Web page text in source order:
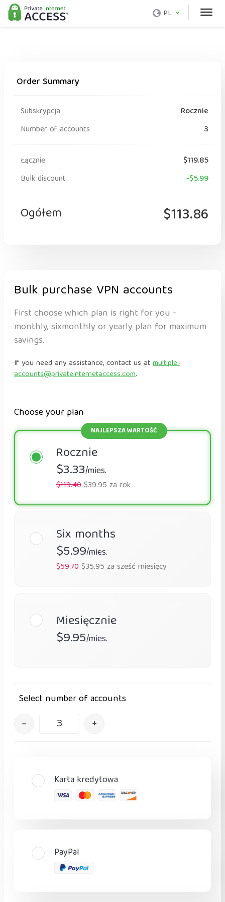
PL
Order Summary
Subskrypcja
Rocznie
Number of accounts
3
Łącznie
$119.85
Bulk discount
-$5.99
Ogółem $113.86
Bulk purchase VPN accounts
First choose which plan is right for you -
monthly, sixmonthly or yearly plan for maximum
savings.
If you need any assistance, contact us atmultiple-
accounts@privateinternetaccess.com.
Choose your plan
Rocznie
$3.33/mies.
$119.40$39.95 za rok
Six months
$5.99/mies.
$59.70$35.95 za sześć miesięcy
Miesięcznie
$9.95/mies.
Select number of accounts
– +
Karta kredytowa
PayPal